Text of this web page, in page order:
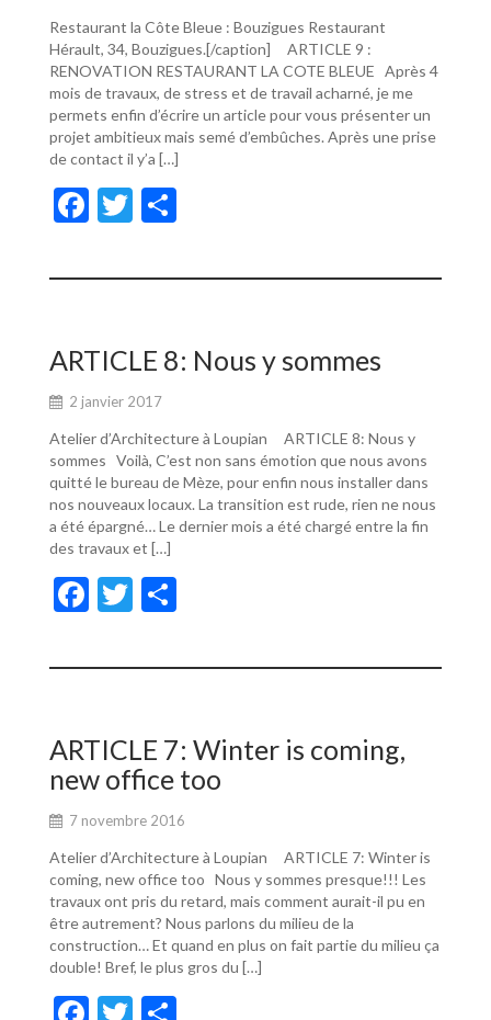
Restaurant la Côte Bleue : Bouzigues Restaurant
Hérault, 34, Bouzigues.[/caption] ARTICLE 9 :
RENOVATION RESTAURANT LA COTE BLEUE Après 4
mois de travaux, de stress et de travail acharné, je me
permets enfin d’écrire un article pour vous présenter un
projet ambitieux mais semé d’embûches. Après une prise
de contact il y’a […]
F
e
o
o
k
T
itt ta
er
ARTICLE 8: Nous y sommes
2 janvier 2017
Atelier d’Architecture à Loupian ARTICLE 8: Nous y
sommes Voilà, C’est non sans émotion que nous avons
quitté le bureau de Mèze, pour enfin nous installer dans
nos nouveaux locaux. La transition est rude, rien ne nous
a été épargné… Le dernier mois a été chargé entre la fin
des travaux et […]
F
e
o
o
k
T
itt ta
er
ARTICLE 7: Winter is coming,
new office too
7 novembre 2016
Atelier d’Architecture à Loupian ARTICLE 7: Winter is
coming, new office too Nous y sommes presque!!! Les
travaux ont pris du retard, mais comment aurait-il pu en
être autrement? Nous parlons du milieu de la
construction… Et quand en plus on fait partie du milieu ça
double! Bref, le plus gros du […]